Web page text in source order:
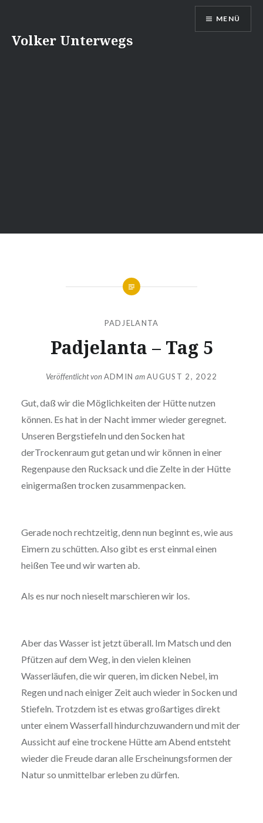
InhaltVolker Unterwegs
MENÜ
PADJELANTA
Padjelanta – Tag 5
Veröffentlicht vonADMIN amAUGUST 2, 2022
Gut, daß wir die Möglichkeiten der Hütte nutzen
können. Es hat in der Nacht immer wieder geregnet.
Unseren Bergstiefeln und den Socken hat
derTrockenraum gut getan und wir können in einer
Regenpause den Rucksack und die Zelte in der Hütte
einigermaßen trocken zusammenpacken.
Gerade noch rechtzeitig, denn nun beginnt es, wie aus
Eimern zu schütten. Also gibt es erst einmal einen
heißen Tee und wir warten ab.
Als es nur noch nieselt marschieren wir los.
Aber das Wasser ist jetzt überall. Im Matsch und den
Pfützen auf dem Weg, in den vielen kleinen
Wasserläufen, die wir queren, im dicken Nebel, im
Regen und nach einiger Zeit auch wieder in Socken und
Stiefeln. Trotzdem ist es etwas großartiges direkt
unter einem Wasserfall hindurchzuwandern und mit der
Aussicht auf eine trockene Hütte am Abend entsteht
wieder die Freude daran alle Erscheinungsformen der
Natur so unmittelbar erleben zu dürfen.